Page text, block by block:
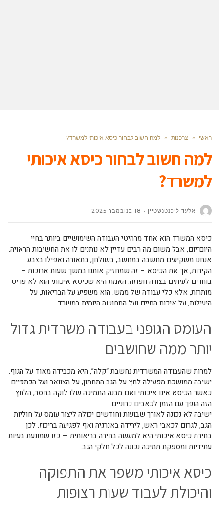
ראשי » צרכנות » למה חשוב לבחור כיסא איכותי למשרד?
למה חשוב לבחור כיסא איכותי
למשרד?
אלעד ליכנטנשטיין 18 בנובמבר 2025
כיסא המשרד הוא אחד מרהיטי העבודה השימושיים ביותר בחיי
היום־יום, אבל משום מה רבים עדיין לא נותנים לו את החשיבות הראויה.
אנחנו משקיעים מחשבה במחשב, בשולחן, בתאורה ואפילו בצבע
הקירות, אך את הכיסא – זה שמחזיק אותנו במשך שעות ארוכות –
בוחרים לעיתים בצורה חפוזה. האמת היא שכיסא איכותי הוא לא פריט
מותרות, אלא כלי עבודה של ממש. הוא משפיע על הבריאות, על
היעילות, על איכות החיים ועל התחושה היומית במשרד.
העומס הגופני בעבודה משרדית גדול
יותר ממה שחושבים
למרות שהעבודה המשרדית נחשבת “קלה”, היא מכבידה מאוד על הגוף.
ישיבה ממושכת מפעילה לחץ על הגב התחתון, על הצוואר ועל הכתפיים.
כאשר הכיסא אינו איכותי ואם מבנה התמיכה שלו לוקה בחסר, הלחץ
הזה הופך עם הזמן לכאבים כרוניים.
ישיבה לא נכונה לאורך שבועות וחודשים יכולה ליצור עומס על חוליות
הגב, לגרום לכאבי ראש, לירידה באנרגיה ואף לפגיעה בריכוז. לכן
בחירת כיסא איכותי היא למעשה בחירה בריאותית — כזו שמונעת בעיות
עתידיות ומספקת תמיכה נכונה לכל חלקי הגב.
כיסא איכותי משפר את התפוקה
והיכולת לעבוד שעות רצופות